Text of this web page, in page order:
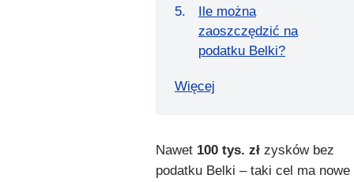
Ile można
zaoszczędzić na
podatku Belki?
Więcej
Nawet 100 tys. zł zysków bez
podatku Belki – taki cel ma nowe